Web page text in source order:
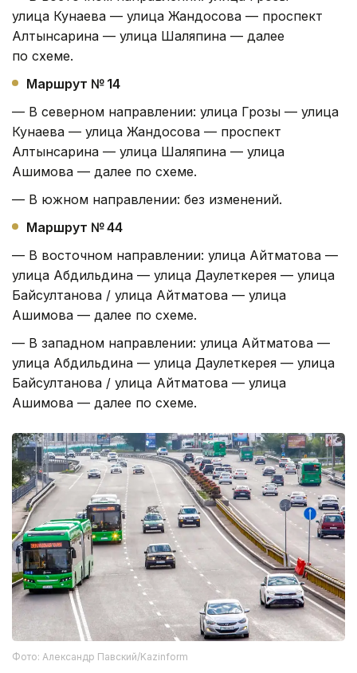
улица Кунаева — улица Жандосова — проспект
Алтынсарина — улица Шаляпина — далее
по схеме.
Маршрут № 14
— В северном направлении: улица Грозы — улица
Кунаева — улица Жандосова — проспект
Алтынсарина — улица Шаляпина — улица
Ашимова — далее по схеме.
— В южном направлении: без изменений.
Маршрут № 44
— В восточном направлении: улица Айтматова —
улица Абдильдина — улица Даулеткерея — улица
Байсултанова / улица Айтматова — улица
Ашимова — далее по схеме.
— В западном направлении: улица Айтматова —
улица Абдильдина — улица Даулеткерея — улица
Байсултанова / улица Айтматова — улица
Ашимова — далее по схеме.
Фото: Александр Павский/Kazinform